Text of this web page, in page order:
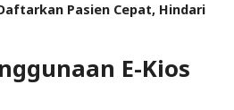
Pasien Cepat, Hindari
E-Kios